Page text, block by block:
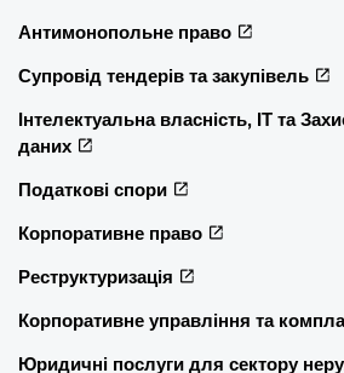
Антимонопольне право
Супровід тендерів та закупівель
Інтелектуальна власність, ІТ та
даних
Податкові спори
Корпоративне право
Реструктуризація
Корпоративне управління та
Юридичні послуги для сектору